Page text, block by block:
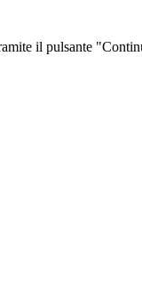
il pulsante